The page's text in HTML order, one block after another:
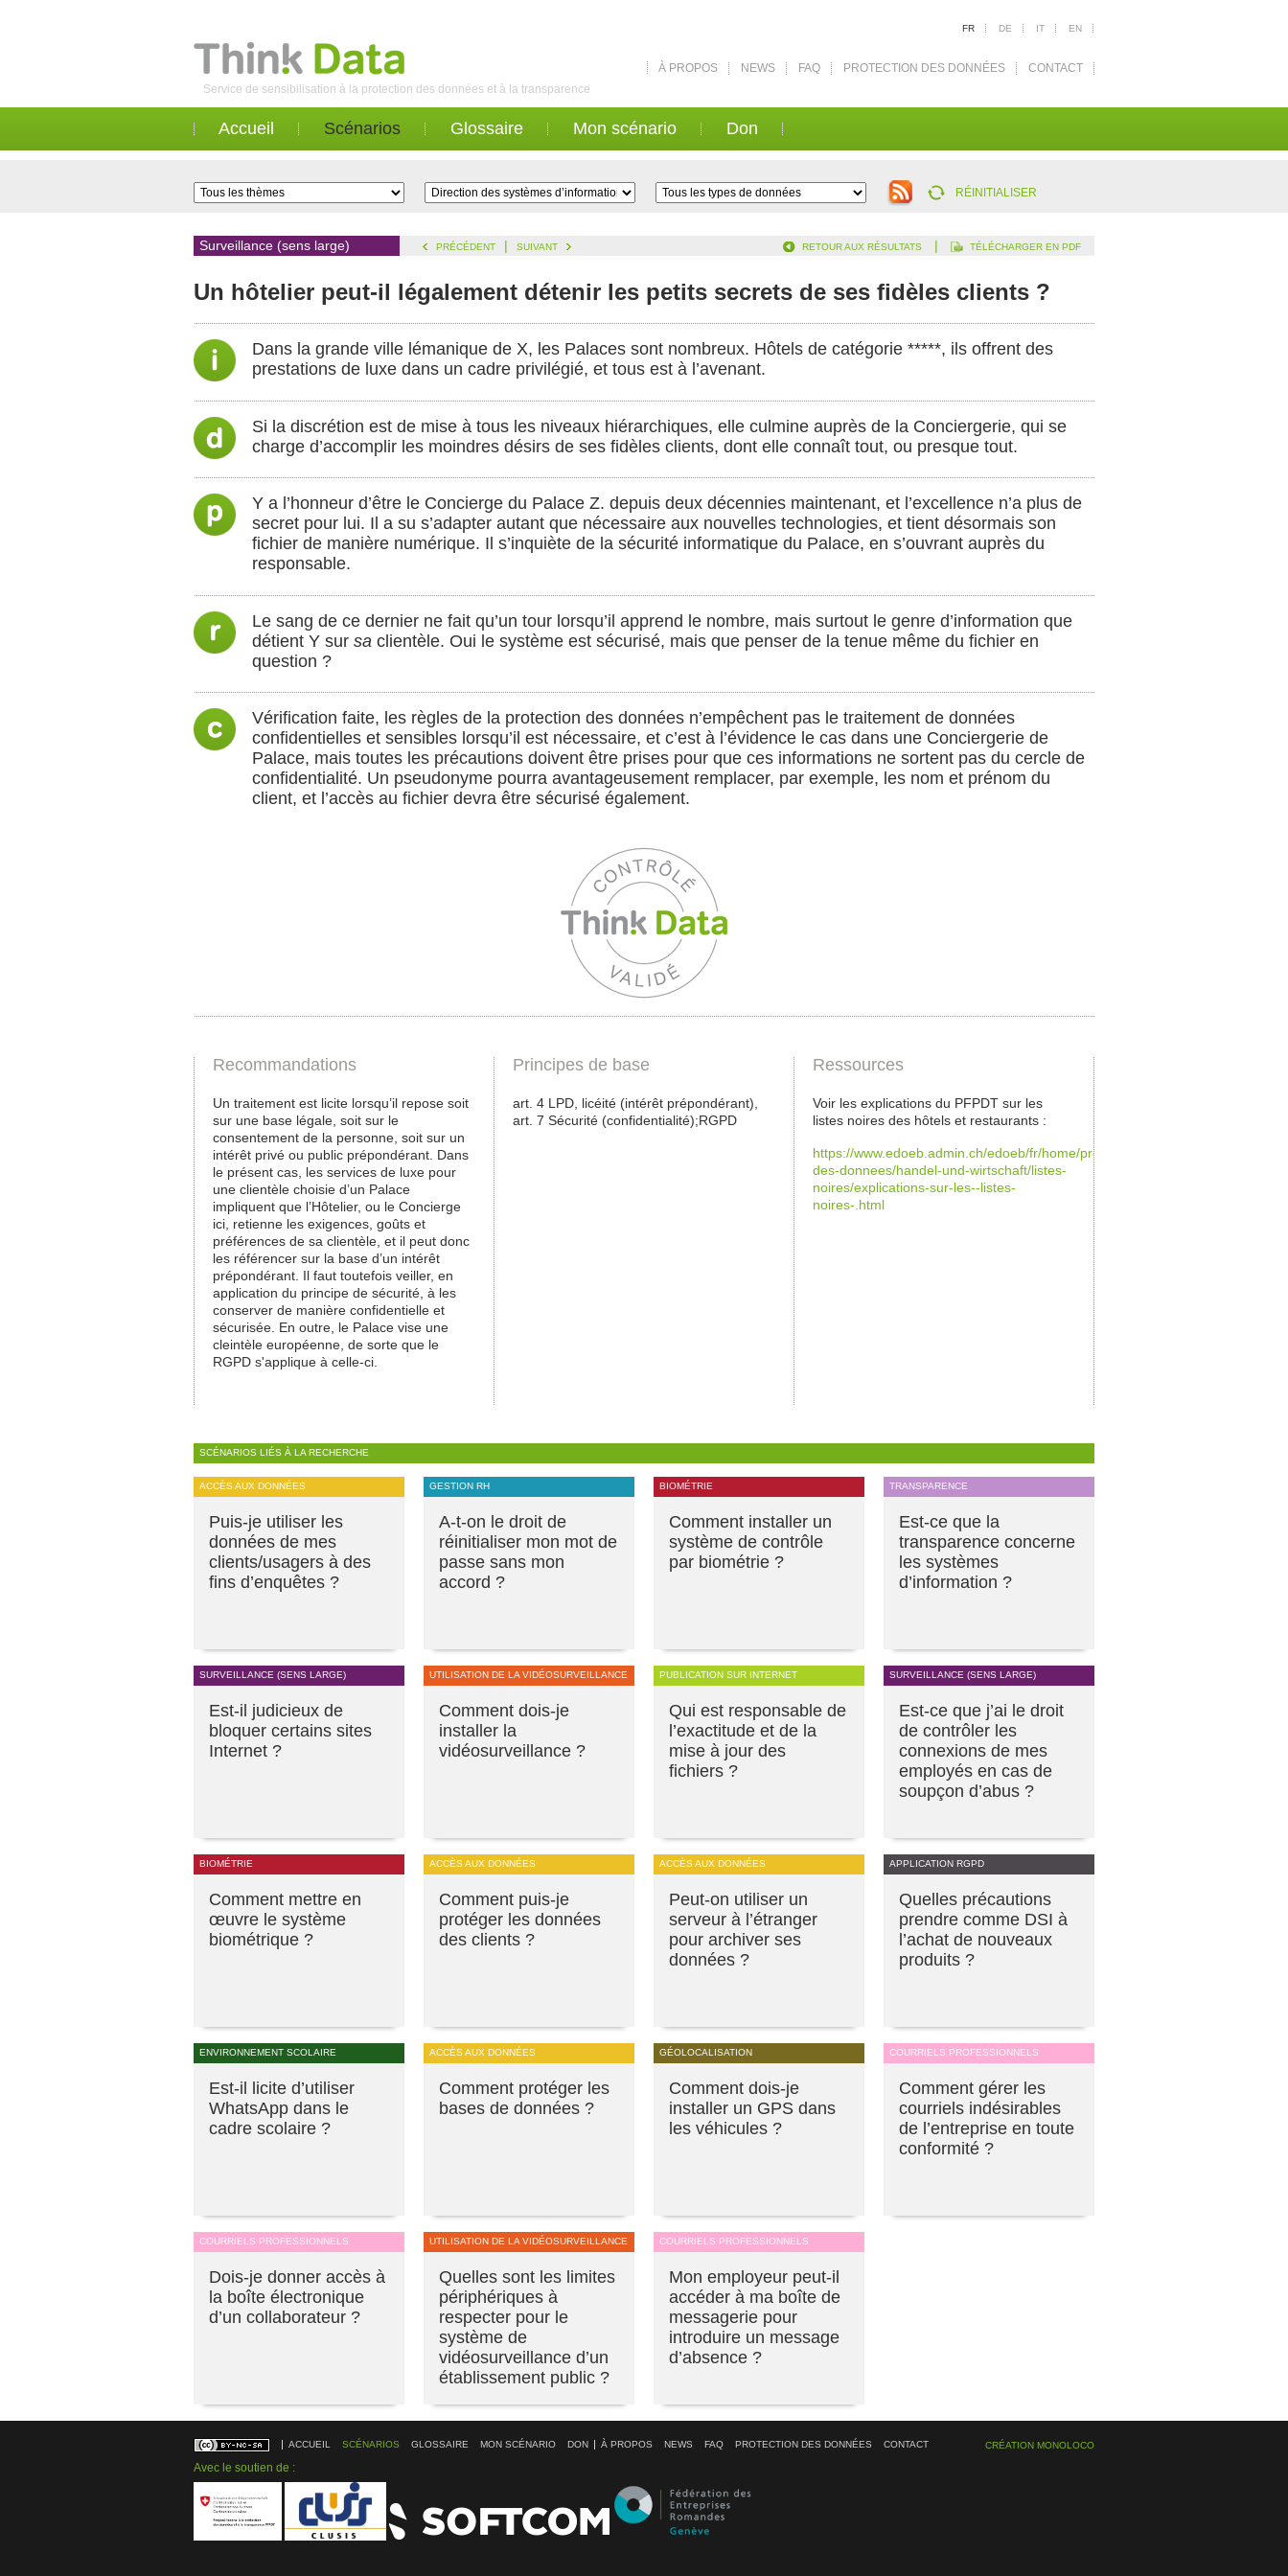
Service de sensibilisation à la protection des données et à la transparence
FR DE IT EN
À PROPOS NEWS FAQ PROTECTION DES DONNÉES CONTACT
Accueil Scénarios Glossaire Mon scénario Don
RÉINITIALISER
Surveillance (sens large) PRÉCÉDENT | SUIVANT RETOUR AUX RÉSULTATS | TÉLÉCHARGER EN PDF
Un hôtelier peut-il légalement détenir les petits secrets de ses fidèles clients ?
Dans la grande ville lémanique de X, les Palaces sont nombreux. Hôtels de catégorie *****, ils offrent des
prestations de luxe dans un cadre privilégié, et tous est à l’avenant.
Si la discrétion est de mise à tous les niveaux hiérarchiques, elle culmine auprès de la Conciergerie, qui se
charge d’accomplir les moindres désirs de ses fidèles clients, dont elle connaît tout, ou presque tout.
Y a l’honneur d’être le Concierge du Palace Z. depuis deux décennies maintenant, et l’excellence n’a plus de
secret pour lui. Il a su s’adapter autant que nécessaire aux nouvelles technologies, et tient désormais son
fichier de manière numérique. Il s’inquiète de la sécurité informatique du Palace, en s’ouvrant auprès du
responsable.
Le sang de ce dernier ne fait qu’un tour lorsqu’il apprend le nombre, mais surtout le genre d’information que
détient Y sur sa clientèle. Oui le système est sécurisé, mais que penser de la tenue même du fichier en
question ?
Vérification faite, les règles de la protection des données n’empêchent pas le traitement de données
confidentielles et sensibles lorsqu’il est nécessaire, et c’est à l’évidence le cas dans une Conciergerie de
Palace, mais toutes les précautions doivent être prises pour que ces informations ne sortent pas du cercle de
confidentialité. Un pseudonyme pourra avantageusement remplacer, par exemple, les nom et prénom du
client, et l’accès au fichier devra être sécurisé également.
Recommandations
Un traitement est licite lorsqu’il repose soit
sur une base légale, soit sur le
consentement de la personne, soit sur un
intérêt privé ou public prépondérant. Dans
le présent cas, les services de luxe pour
une clientèle choisie d’un Palace
impliquent que l’Hôtelier, ou le Concierge
ici, retienne les exigences, goûts et
préférences de sa clientèle, et il peut donc
les référencer sur la base d’un intérêt
prépondérant. Il faut toutefois veiller, en
application du principe de sécurité, à les
conserver de manière confidentielle et
sécurisée. En outre, le Palace vise une
cleintèle européenne, de sorte que le
RGPD s'applique à celle-ci.
Principes de base
art. 4 LPD, licéité (intérêt prépondérant),
art. 7 Sécurité (confidentialité);RGPD
Ressources
Voir les explications du PFPDT sur les
listes noires des hôtels et restaurants :
https://www.edoeb.admin.ch/edoeb/fr/home/protection-
des-donnees/handel-und-wirtschaft/listes-
noires/explications-sur-les--listes-
noires-.html
SCÉNARIOS LIÉS À LA RECHERCHE
ACCÈS AUX DONNÉES
Puis-je utiliser les
données de mes
clients/usagers à des
fins d’enquêtes ?
GESTION RH
A-t-on le droit de
réinitialiser mon mot de
passe sans mon
accord ?
BIOMÉTRIE
Comment installer un
système de contrôle
par biométrie ?
TRANSPARENCE
Est-ce que la
transparence concerne
les systèmes
d’information ?
SURVEILLANCE (SENS LARGE)
Est-il judicieux de
bloquer certains sites
Internet ?
UTILISATION DE LA VIDÉOSURVEILLANCE
Comment dois-je
installer la
vidéosurveillance ?
PUBLICATION SUR INTERNET
Qui est responsable de
l’exactitude et de la
mise à jour des
fichiers ?
SURVEILLANCE (SENS LARGE)
Est-ce que j’ai le droit
de contrôler les
connexions de mes
employés en cas de
soupçon d’abus ?
BIOMÉTRIE
Comment mettre en
œuvre le système
biométrique ?
ACCÈS AUX DONNÉES
Comment puis-je
protéger les données
des clients ?
ACCÈS AUX DONNÉES
Peut-on utiliser un
serveur à l’étranger
pour archiver ses
données ?
APPLICATION RGPD
Quelles précautions
prendre comme DSI à
l’achat de nouveaux
produits ?
ENVIRONNEMENT SCOLAIRE
Est-il licite d’utiliser
WhatsApp dans le
cadre scolaire ?
ACCÈS AUX DONNÉES
Comment protéger les
bases de données ?
GÉOLOCALISATION
Comment dois-je
installer un GPS dans
les véhicules ?
COURRIELS PROFESSIONNELS
Comment gérer les
courriels indésirables
de l’entreprise en toute
conformité ?
COURRIELS PROFESSIONNELS
Dois-je donner accès à
la boîte électronique
d’un collaborateur ?
UTILISATION DE LA VIDÉOSURVEILLANCE
Quelles sont les limites
périphériques à
respecter pour le
système de
vidéosurveillance d’un
établissement public ?
COURRIELS PROFESSIONNELS
Mon employeur peut-il
accéder à ma boîte de
messagerie pour
introduire un message
d’absence ?
ACCUEIL SCÉNARIOS GLOSSAIRE MON SCÉNARIO DON À PROPOS NEWS FAQ PROTECTION DES DONNÉES CONTACT CRÉATION MONOLOCO
Avec le soutien de :